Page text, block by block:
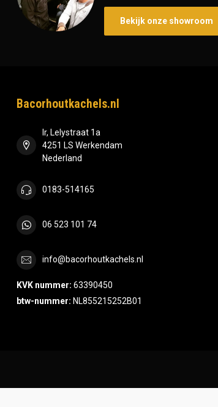
Bekijk onze showroom
Bacorhoutkachels.nl
Ir, Lelystraat 1a
4251 LS Werkendam
Nederland
0183-514165
06 523 101 74
info@bacorhoutkachels.nl
KVK nummer: 63390450
btw-nummer: NL855215252B01